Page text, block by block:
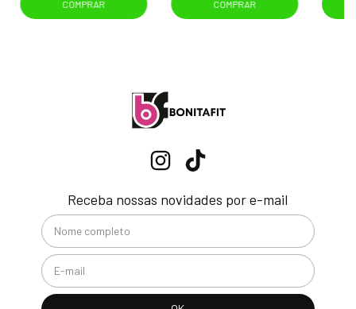
COMPRAR COMPRAR
Receba nossas novidades por e-mail